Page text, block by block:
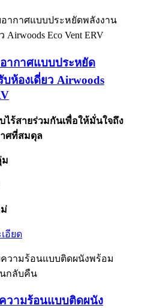
อากาศแบบประหยัด
ห้องเดี่ยว Airwoods
ไร้สายร่วมกันเพื่อให้มั่นใจถึง
ศที่สมดุล
ม
อียด
วามร้อนแบบติดผนัง